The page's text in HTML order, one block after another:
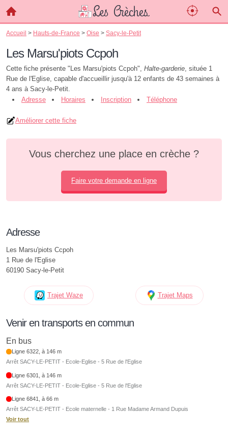
Accueil > Hauts-de-France > Oise > Sacy-le-Petit
Les Marsu'piots Ccpoh
Cette fiche présente "Les Marsu'piots Ccpoh", Halte-garderie, située 1
Rue de l'Eglise, capable d'accueillir jusqu'à 12 enfants de 43 semaines à
4 ans à Sacy-le-Petit.
Adresse
Horaires Inscription Téléphone
Améliorer cette fiche
Vous cherchez une place en crèche ?
Faire votre demande en ligne
Adresse
Les Marsu'piots Ccpoh
1 Rue de l'Eglise
60190 Sacy-le-Petit
Trajet Waze Trajet Maps
Venir en transports en commun
En bus
Ligne 6322, à 146 m
Arrêt SACY-LE-PETIT - Ecole-Eglise - 5 Rue de l'Eglise
Ligne 6301, à 146 m
Arrêt SACY-LE-PETIT - Ecole-Eglise - 5 Rue de l'Eglise
Ligne 6841, à 66 m
Arrêt SACY-LE-PETIT - Ecole maternelle - 1 Rue Madame Armand Dupuis
Voir tout